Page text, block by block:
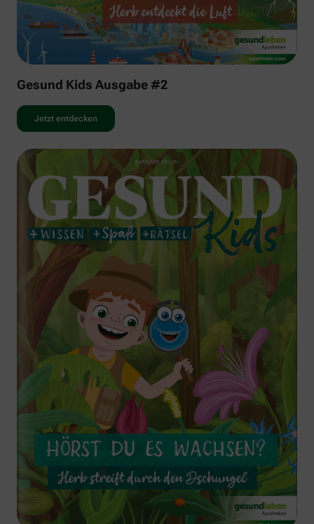
Gesund Kids Ausgabe #2
Jetzt entdecken